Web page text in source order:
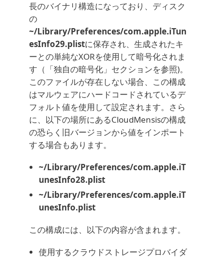
長のバイナリ構造になっており、ディスク
の
~/Library/Preferences/com.apple.iTun
esInfo29.plistに保存され、生成されたキ
ーとの単純なXORを使用して暗号化されま
す（「独自の暗号化」セクションを参照)。
このファイルが存在しない場合、この構成
はマルウェアにハードコードされているデ
フォルト値を使用して設定されます。さら
に、以下の場所にあるCloudMensisの構成
の恐らく旧バージョンから値をインポート
する場合もあります。
~/Library/Preferences/com.apple.iT
unesInfo28.plist
~/Library/Preferences/com.apple.iT
unesInfo.plist
この構成には、以下の内容が含まれます。
使用するクラウドストレージプロバイダ